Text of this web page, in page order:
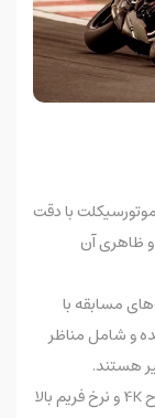
با دقت
ظاهری آن
مسابقه با
و شامل مناظر
هستند.
بازی با وضوح 4K و نرخ فریم بالا